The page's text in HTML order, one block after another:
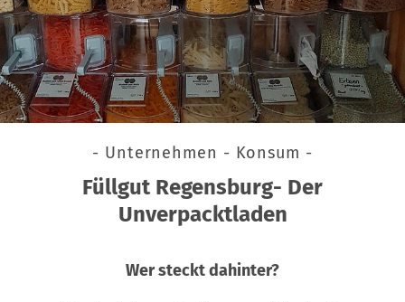
- Unternehmen - Konsum -
Füllgut Regensburg- Der
Unverpacktladen
Wer steckt dahinter?